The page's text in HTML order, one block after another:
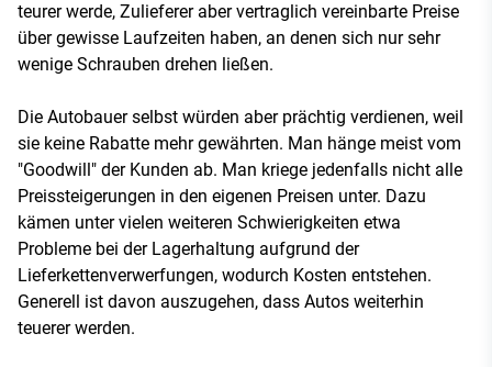
teurer werde, Zulieferer aber vertraglich vereinbarte Preise
über gewisse Laufzeiten haben, an denen sich nur sehr
wenige Schrauben drehen ließen.
Die Autobauer selbst würden aber prächtig verdienen, weil
sie keine Rabatte mehr gewährten. Man hänge meist vom
"Goodwill" der Kunden ab. Man kriege jedenfalls nicht alle
Preissteigerungen in den eigenen Preisen unter. Dazu
kämen unter vielen weiteren Schwierigkeiten etwa
Probleme bei der Lagerhaltung aufgrund der
Lieferkettenverwerfungen, wodurch Kosten entstehen.
Generell ist davon auszugehen, dass Autos weiterhin
teuerer werden.